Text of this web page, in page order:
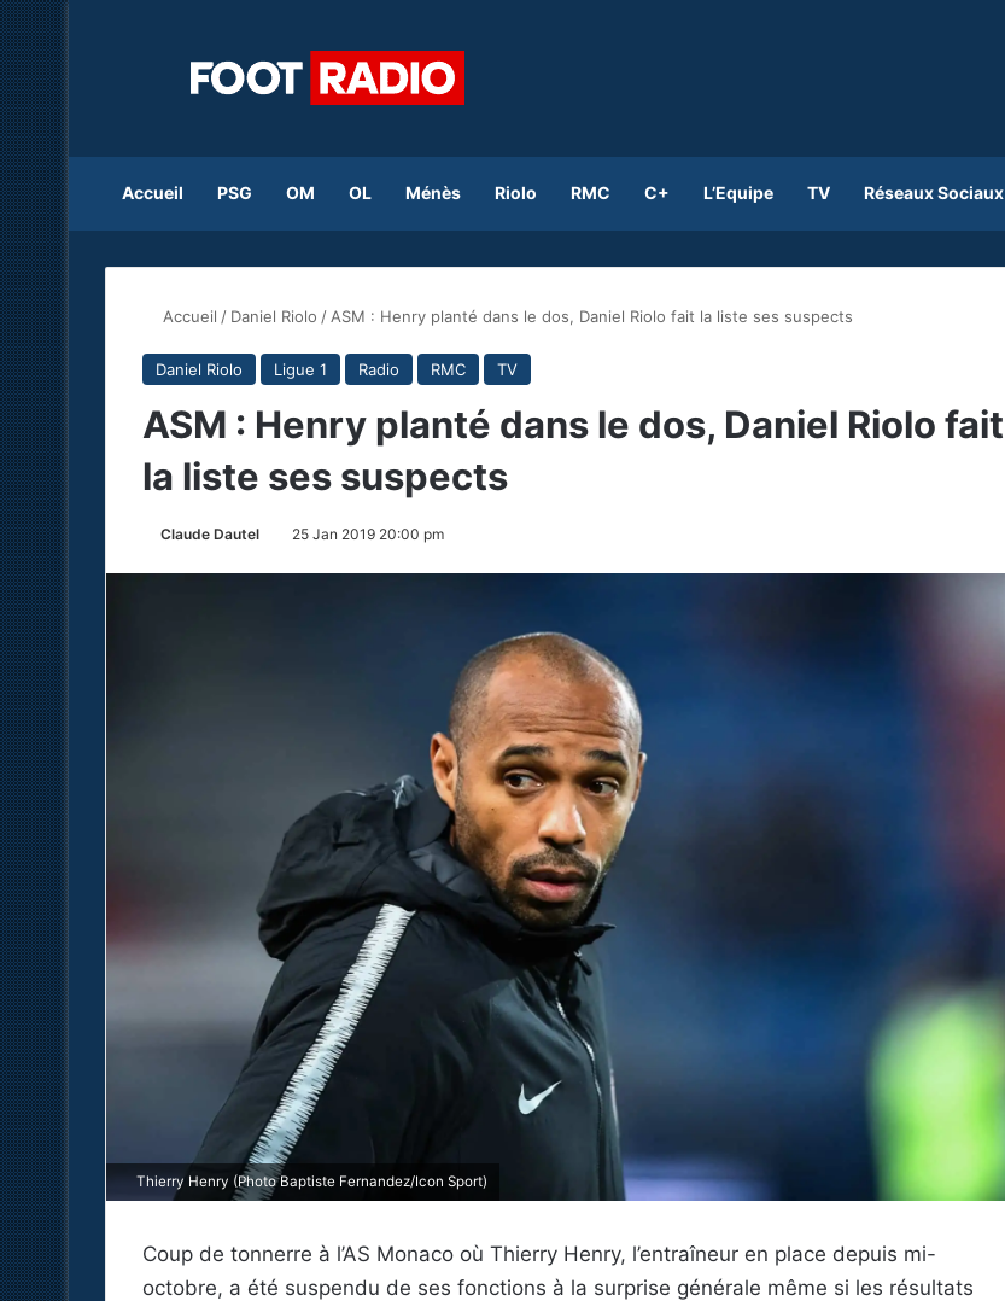
Accueil PSG OM OL Ménès Riolo RMC C+ L’Equipe TV Réseaux Sociaux
Accueil / Daniel Riolo / ASM : Henry planté dans le dos, Daniel Riolo fait la liste ses suspects
Daniel Riolo Ligue 1 Radio RMC TV
ASM : Henry planté dans le dos, Daniel Riolo fait
la liste ses suspects
Claude Dautel 25 Jan 2019 20:00 pm
Thierry Henry (Photo Baptiste Fernandez/Icon Sport)
Coup de tonnerre à l’AS Monaco où Thierry Henry, l’entraîneur en place depuis mi-
octobre, a été suspendu de ses fonctions à la surprise générale même si les résultats